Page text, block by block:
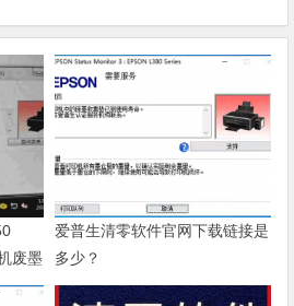
废墨
爱普生清零软件官网下载链接是
多少？